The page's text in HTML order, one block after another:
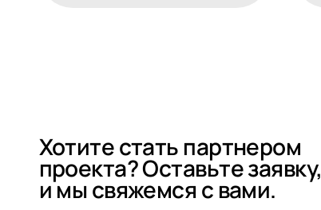
Хотите стать партнером
проекта? Оставьте заявку,
и мы свяжемся с вами.